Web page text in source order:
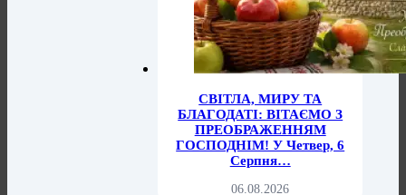
СВІТЛА, МИРУ ТА
БЛАГОДАТІ: ВІТАЄМО З
ПРЕОБРАЖЕННЯМ
ГОСПОДНІМ! У Четвер, 6
Серпня…
06.08.2026